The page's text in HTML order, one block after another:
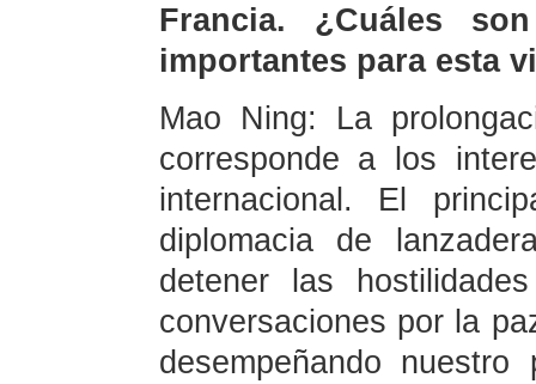
Francia. ¿Cuáles
importantes para esta
Mao Ning: La
corresponde a los
internacional. El
diplomacia de
detener las
conversaciones por la
desempeñando